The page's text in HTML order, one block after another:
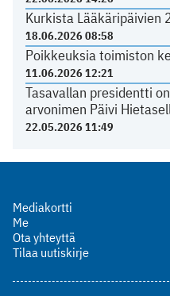
Kurkista Lääkäripäivien
18.06.2026 08:58
Poikkeuksia toimiston
11.06.2026 12:21
Tasavallan presidentti
arvonimen Päivi
22.05.2026 11:49
Mediakortti
Me
Ota yhteyttä
Tilaa uutiskirje